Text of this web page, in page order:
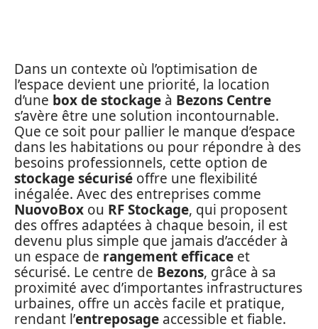
Dans un contexte où l’optimisation de
l’espace devient une priorité, la location
d’une box de stockage à Bezons Centre
s’avère être une solution incontournable.
Que ce soit pour pallier le manque d’espace
dans les habitations ou pour répondre à des
besoins professionnels, cette option de
stockage sécurisé offre une flexibilité
inégalée. Avec des entreprises comme
NuovoBox ou RF Stockage, qui proposent
des offres adaptées à chaque besoin, il est
devenu plus simple que jamais d’accéder à
un espace de rangement efficace et
sécurisé. Le centre de Bezons, grâce à sa
proximité avec d’importantes infrastructures
urbaines, offre un accès facile et pratique,
rendant l’entreposage accessible et fiable.